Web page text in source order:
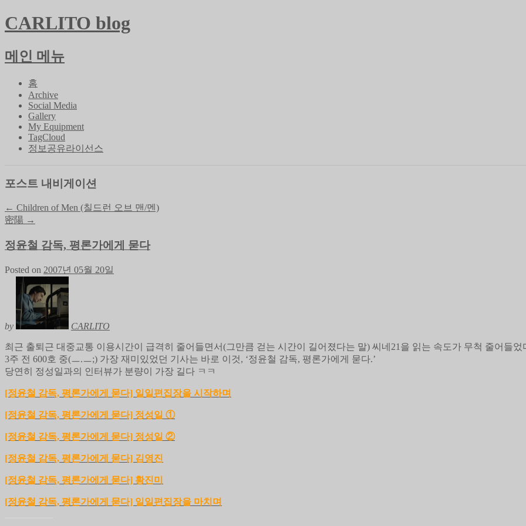
CARLITO blog
메인 메뉴
홈
Archive
Social Media
Gallery
My Equipment
TagCloud
정보공유라이선스
포스트 내비게이션
← Children of Men (칠드런 오브 맨/멘)
密陽 →
정윤철 감독, 평론가에게 묻다
Posted on 2007년 05월 20일
by CARLITO
최근 출퇴근 대중교통 이용시간이 급격히 줄어들면서(그만큼 걷는 시간이 길어졌다는 말) 씨네21을 읽는 속도가 무척 줄어들었
3주 전 600호 중(ㅡ.ㅡ;) 가장 재미있었던 기사는 바로 이것, ‘정윤철 감독, 평론가에게 묻다.’
당연히 정성일과의 인터뷰가 분량이 가장 길다 ㅋㅋ
[정윤철 감독, 평론가에게 묻다] 일일편집장을 시작하며
[정윤철 감독, 평론가에게 묻다] 정성일 ①
[정윤철 감독, 평론가에게 묻다] 정성일 ②
[정윤철 감독, 평론가에게 묻다] 김영진
[정윤철 감독, 평론가에게 묻다] 황진미
[정윤철 감독, 평론가에게 묻다] 일일편집장을 마치며